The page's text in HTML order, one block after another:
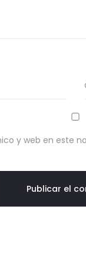
y web en este